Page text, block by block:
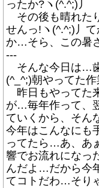
ったか?ヽ(^.^;)丿
その後も晴れた
せんっ!ヽ(^.^;)丿
か…そら、この暑
---
そんな今日は…
(^_^;)朝やってた
昨日もやってた
が…毎年作って、
ていくから、そん
今年はこんなにも
ってたら…あ、あ
響でお流れになっ
んだよ…だから今
てコトだわ…そり